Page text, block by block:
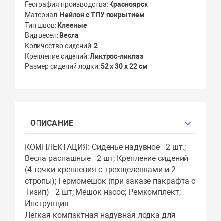
География производства Красноярск
Материал Нейлон с ТПУ покрытием
Тип швов Клееные
Вид весел Весла
Количество сидений 2
Крепление сидений Ликтрос-ликпаз
Размер сидений лодки 52 х 30 х 22 см
ОПИСАНИЕ
КОМПЛЕКТАЦИЯ: Сиденье надувное - 2 шт.;
Весла распашные - 2 шт; Крепление сидений
(4 точки крепления с трехщелевками и 2
стропы); Гермомешок (при заказе пакрафта с
Тизип) - 2 шт; Мешок-насос; Ремкомплект;
Инструкция
Легкая компактная надувная лодка для